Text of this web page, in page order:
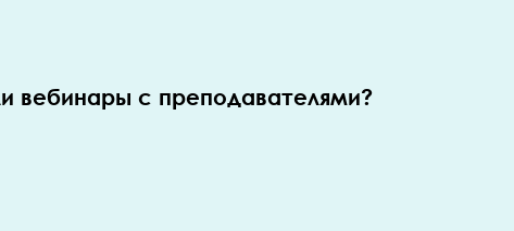
вебинары с преподавателями?